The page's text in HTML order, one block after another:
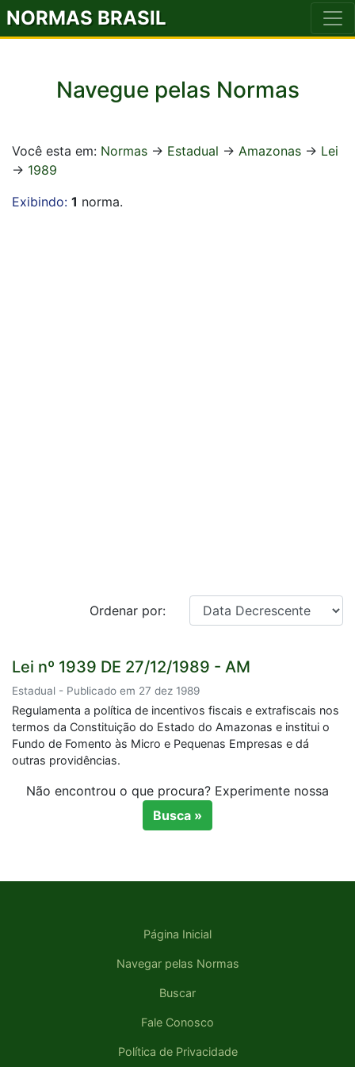
NORMAS BRASIL
Navegue pelas Normas
Você esta em: Normas -> Estadual -> Amazonas -> Lei
-> 1989
Exibindo: 1 norma.
Ordenar por:
Lei nº 1939 DE 27/12/1989 - AM
Estadual - Publicado em 27 dez 1989
Regulamenta a política de incentivos fiscais e extrafiscais nos
termos da Constituição do Estado do Amazonas e institui o
Fundo de Fomento às Micro e Pequenas Empresas e dá
outras providências.
Não encontrou o que procura? Experimente nossa
Busca »
Página Inicial
Navegar pelas Normas
Buscar
Fale Conosco
Política de Privacidade